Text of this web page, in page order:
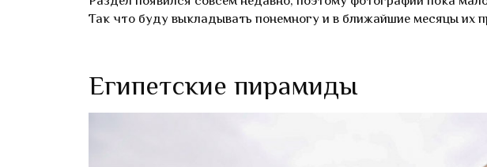
Так что буду выкладывать понемногу и в ближайшие месяцы их
Египетские пирамиды